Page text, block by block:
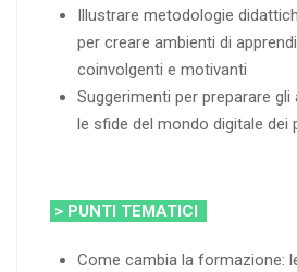
Illustrare metodologie
per creare ambienti di
coinvolgenti e motivanti
Suggerimenti per preparare
le sfide del mondo digitale dei
> PUNTI TEMATICI
Come cambia la formazione: